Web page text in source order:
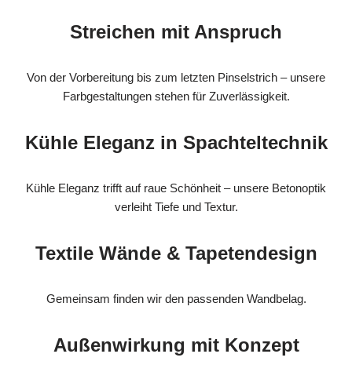
Streichen mit Anspruch
Von der Vorbereitung bis zum letzten Pinselstrich – unsere
Farbgestaltungen stehen für Zuverlässigkeit.
Kühle Eleganz in Spachteltechnik
Kühle Eleganz trifft auf raue Schönheit – unsere Betonoptik
verleiht Tiefe und Textur.
Textile Wände & Tapetendesign
Gemeinsam finden wir den passenden Wandbelag.
Außenwirkung mit Konzept